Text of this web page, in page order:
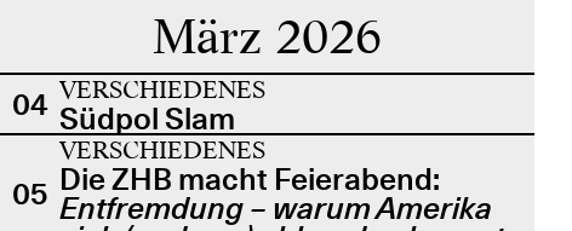
März 2026
04 VERSCHIEDENES
Südpol Slam
05
VERSCHIEDENES
Die ZHB macht Feierabend:
Entfremdung – warum Amerika